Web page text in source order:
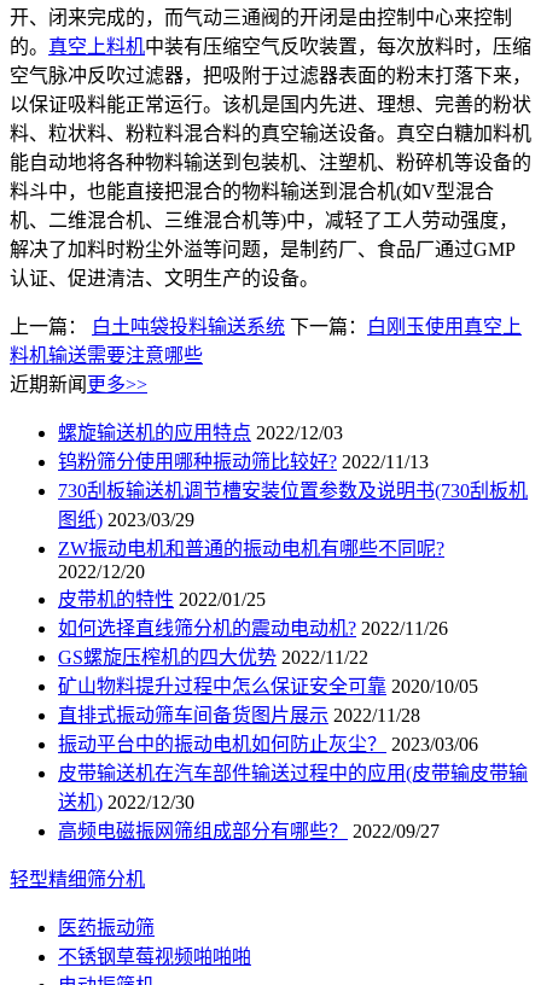
开、闭来完成的，而气动三通阀的开闭是由控制中心来控制
的。 真空上料机中装有压缩空气反吹装置，每次放料时，压缩
空气脉冲反吹过滤器，把吸附于过滤器表面的粉末打落下来，
以保证吸料能正常运行。该机是国内先进、理想、完善的粉状
料、粒状料、粉粒料混合料的真空输送设备。真空白糖加料机
能自动地将各种物料输送到包装机、注塑机、粉碎机等设备的
料斗中，也能直接把混合的物料输送到混合机(如V型混合
机、二维混合机、三维混合机等)中，减轻了工人劳动强度，
解决了加料时粉尘外溢等问题，是制药厂、食品厂通过GMP
认证、促进清洁、文明生产的设备。
上一篇： 白土吨袋投料输送系统 下一篇：
白刚玉使用真空上
料机输送需要注意哪些
近期新闻 更多>>
螺旋输送机的应用特点 2022/12/03
钨粉筛分使用哪种振动筛比较好? 2022/11/13
730刮板输送机调节槽安装位置参数及说明书(730刮板机
图纸) 2023/03/29
ZW振动电机和普通的振动电机有哪些不同呢?
2022/12/20
皮带机的特性 2022/01/25
如何选择直线筛分机的震动电动机? 2022/11/26
GS螺旋压榨机的四大优势 2022/11/22
矿山物料提升过程中怎么保证安全可靠 2020/10/05
直排式振动筛车间备货图片展示 2022/11/28
振动平台中的振动电机如何防止灰尘？
2023/03/06
皮带输送机在汽车部件输送过程中的应用(皮带输皮带输
送机) 2022/12/30
高频电磁振网筛组成部分有哪些？
2022/09/27
轻型精细筛分机
医药振动筛
不锈钢草莓视频啪啪啪